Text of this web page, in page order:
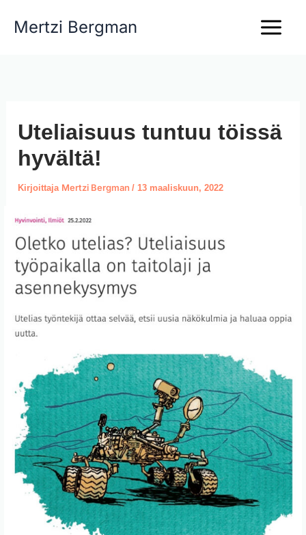
sisältöön
Mertzi Bergman
Uteliaisuus tuntuu töissä
hyvältä!
Kirjoittaja Mertzi Bergman/ 13 maaliskuun, 2022